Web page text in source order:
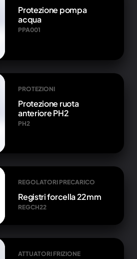
Protezione pompa
acqua
PPA001
PROTEZIONI
Protezione ruota
anteriore PH2
PH2
REGOLATORI PRECARICO
Registri forcella 22mm
REGCH22
ATTUATORI FRIZIONE